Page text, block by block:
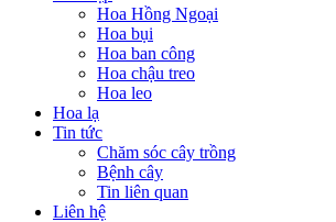
Hoa Hồng Ngoại
Hoa bụi
Hoa ban công
Hoa chậu treo
Hoa leo
Hoa lạ
Tin tức
Chăm sóc cây trồng
Bệnh cây
Tin liên quan
Liên hệ